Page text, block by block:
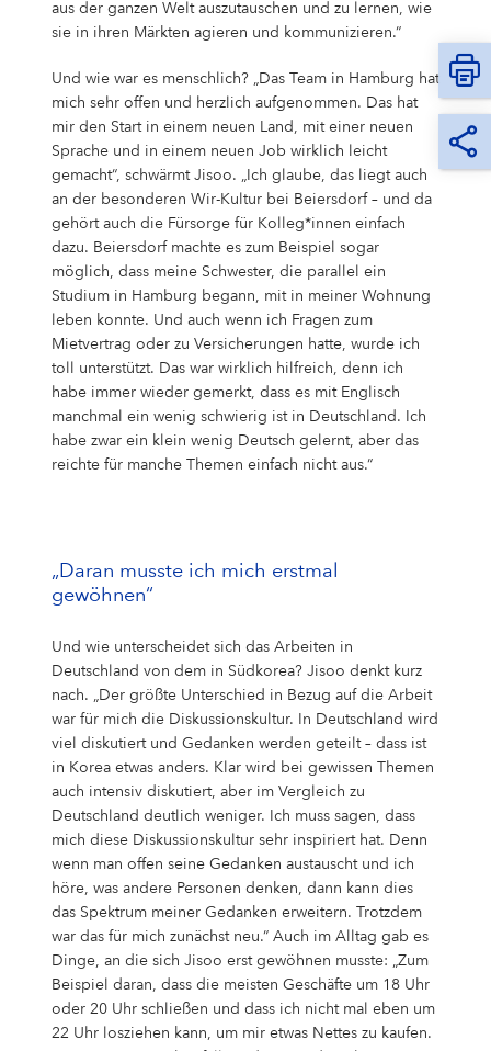
aus der ganzen Welt auszutauschen und zu lernen, wie
sie in ihren Märkten agieren und kommunizieren.“
Und wie war es menschlich? „Das Team in Hamburg hat
mich sehr offen und herzlich aufgenommen. Das hat
mir den Start in einem neuen Land, mit einer neuen
Sprache und in einem neuen Job wirklich leicht
gemacht“, schwärmt Jisoo. „Ich glaube, das liegt auch
an der besonderen Wir-Kultur bei Beiersdorf – und da
gehört auch die Fürsorge für Kolleg*innen einfach
dazu. Beiersdorf machte es zum Beispiel sogar
möglich, dass meine Schwester, die parallel ein
Studium in Hamburg begann, mit in meiner Wohnung
leben konnte. Und auch wenn ich Fragen zum
Mietvertrag oder zu Versicherungen hatte, wurde ich
toll unterstützt. Das war wirklich hilfreich, denn ich
habe immer wieder gemerkt, dass es mit Englisch
manchmal ein wenig schwierig ist in Deutschland. Ich
habe zwar ein klein wenig Deutsch gelernt, aber das
reichte für manche Themen einfach nicht aus.“
„Daran musste ich mich erstmal
gewöhnen“
Und wie unterscheidet sich das Arbeiten in
Deutschland von dem in Südkorea? Jisoo denkt kurz
nach. „Der größte Unterschied in Bezug auf die Arbeit
war für mich die Diskussionskultur. In Deutschland wird
viel diskutiert und Gedanken werden geteilt – dass ist
in Korea etwas anders. Klar wird bei gewissen Themen
auch intensiv diskutiert, aber im Vergleich zu
Deutschland deutlich weniger. Ich muss sagen, dass
mich diese Diskussionskultur sehr inspiriert hat. Denn
wenn man offen seine Gedanken austauscht und ich
höre, was andere Personen denken, dann kann dies
das Spektrum meiner Gedanken erweitern. Trotzdem
war das für mich zunächst neu.“ Auch im Alltag gab es
Dinge, an die sich Jisoo erst gewöhnen musste: „Zum
Beispiel daran, dass die meisten Geschäfte um 18 Uhr
oder 20 Uhr schließen und dass ich nicht mal eben um
22 Uhr losziehen kann, um mir etwas Nettes zu kaufen.